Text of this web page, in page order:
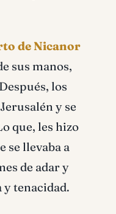
de Nicanor
sus manos,
los
y se
que, les hizo
se llevaba a
de adar y
tenacidad.